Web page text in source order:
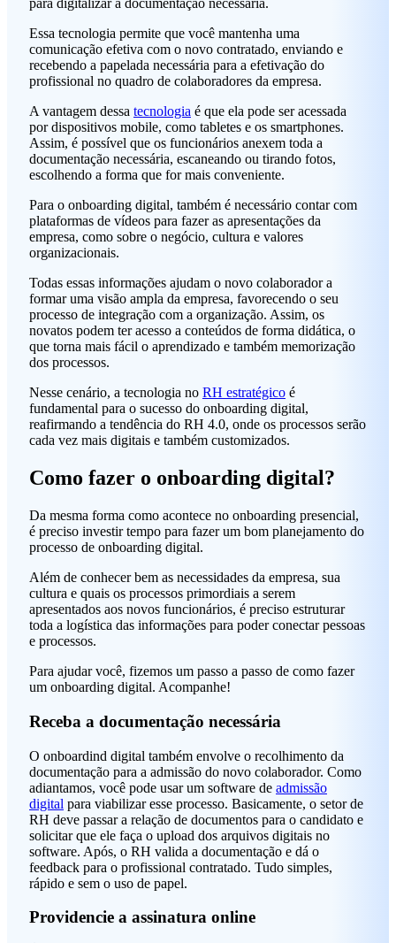
para digitalizar a documentação necessária.
Essa tecnologia permite que você mantenha uma
comunicação efetiva com o novo contratado, enviando e
recebendo a papelada necessária para a efetivação do
profissional no quadro de colaboradores da empresa.
A vantagem dessa tecnologia é que ela pode ser acessada
por dispositivos mobile, como tabletes e os smartphones.
Assim, é possível que os funcionários anexem toda a
documentação necessária, escaneando ou tirando fotos,
escolhendo a forma que for mais conveniente.
Para o onboarding digital, também é necessário contar com
plataformas de vídeos para fazer as apresentações da
empresa, como sobre o negócio, cultura e valores
organizacionais.
Todas essas informações ajudam o novo colaborador a
formar uma visão ampla da empresa, favorecendo o seu
processo de integração com a organização. Assim, os
novatos podem ter acesso a conteúdos de forma didática, o
que torna mais fácil o aprendizado e também memorização
dos processos.
Nesse cenário, a tecnologia no RH estratégico é
fundamental para o sucesso do onboarding digital,
reafirmando a tendência do RH 4.0, onde os processos serão
cada vez mais digitais e também customizados.
Como fazer o onboarding digital?
Da mesma forma como acontece no onboarding presencial,
é preciso investir tempo para fazer um bom planejamento do
processo de onboarding digital.
Além de conhecer bem as necessidades da empresa, sua
cultura e quais os processos primordiais a serem
apresentados aos novos funcionários, é preciso estruturar
toda a logística das informações para poder conectar pessoas
e processos.
Para ajudar você, fizemos um passo a passo de como fazer
um onboarding digital. Acompanhe!
Receba a documentação necessária
O onboardind digital também envolve o recolhimento da
documentação para a admissão do novo colaborador. Como
adiantamos, você pode usar um software de admissão
digital para viabilizar esse processo. Basicamente, o setor de
RH deve passar a relação de documentos para o candidato e
solicitar que ele faça o upload dos arquivos digitais no
software. Após, o RH valida a documentação e dá o
feedback para o profissional contratado. Tudo simples,
rápido e sem o uso de papel.
Providencie a assinatura online